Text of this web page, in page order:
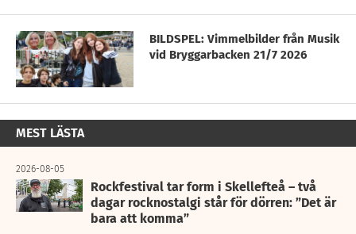
BILDSPEL: Vimmelbilder från Musik
vid Bryggarbacken 21/7 2026
MEST LÄSTA
2026-08-05
Rockfestival tar form i Skellefteå – två
dagar rocknostalgi står för dörren: ”Det är
bara att komma”